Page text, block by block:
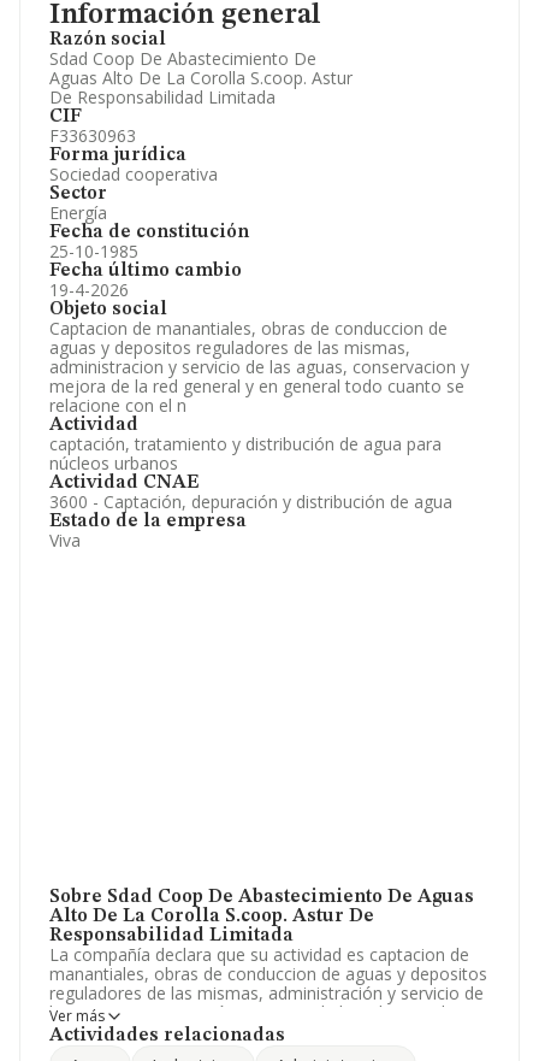
Información general
Razón social
Sdad Coop De Abastecimiento De
Aguas Alto De La Corolla S.coop. Astur
De Responsabilidad Limitada
CIF
F33630963
Forma jurídica
Sociedad cooperativa
Sector
Energía
Fecha de constitución
25-10-1985
Fecha último cambio
19-4-2026
Objeto social
Captacion de manantiales, obras de conduccion de
aguas y depositos reguladores de las mismas,
administracion y servicio de las aguas, conservacion y
mejora de la red general y en general todo cuanto se
relacione con el n
Actividad
captación, tratamiento y distribución de agua para
núcleos urbanos
Actividad CNAE
3600 - Captación, depuración y distribución de agua
Estado de la empresa
Viva
Sobre Sdad Coop De Abastecimiento De Aguas
Alto De La Corolla S.coop. Astur De
Responsabilidad Limitada
La compañía declara que su actividad es captacion de
manantiales, obras de conduccion de aguas y depositos
reguladores de las mismas, administración y servicio de
las aguas, conservación y mejora de la red general y en
general todo cuanto se relacione con el n. La empresa
Ver más
Actividades relacionadas
Directivos y Ejecutivos.
Accionistas.
Participaciones y Vinculaciones en otras empresas.
Artículos de prensa publicados sobre la empresa.
Información oficial y registral complementaria.